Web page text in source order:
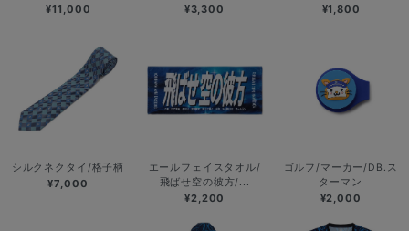
¥11,000 ¥3,300 ¥1,800
シルクネクタイ/格子柄
¥7,000
エールフェイスタオル/
飛ばせ空の彼方/...
¥2,200
ゴルフ/マーカー/DB.ス
ターマン
¥2,000